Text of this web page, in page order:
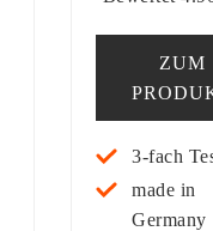
von 5,ZUM
3-fach
made in
Germany